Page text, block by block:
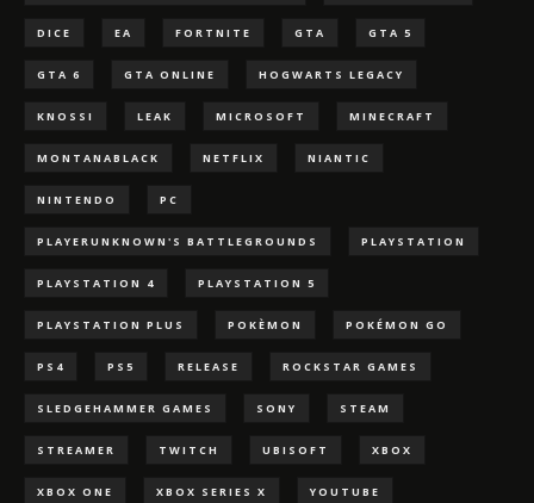
DICE EA FORTNITE GTA GTA 5
GTA 6 GTA ONLINE HOGWARTS LEGACY
KNOSSI LEAK MICROSOFT MINECRAFT
MONTANABLACK NETFLIX NIANTIC
NINTENDO PC
PLAYERUNKNOWN'S BATTLEGROUNDS PLAYSTATION
PLAYSTATION 4 PLAYSTATION 5
PLAYSTATION PLUS POKÈMON POKÉMON GO
PS4 PS5 RELEASE ROCKSTAR GAMES
SLEDGEHAMMER GAMES SONY STEAM
STREAMER TWITCH UBISOFT XBOX
XBOX ONE XBOX SERIES X YOUTUBE